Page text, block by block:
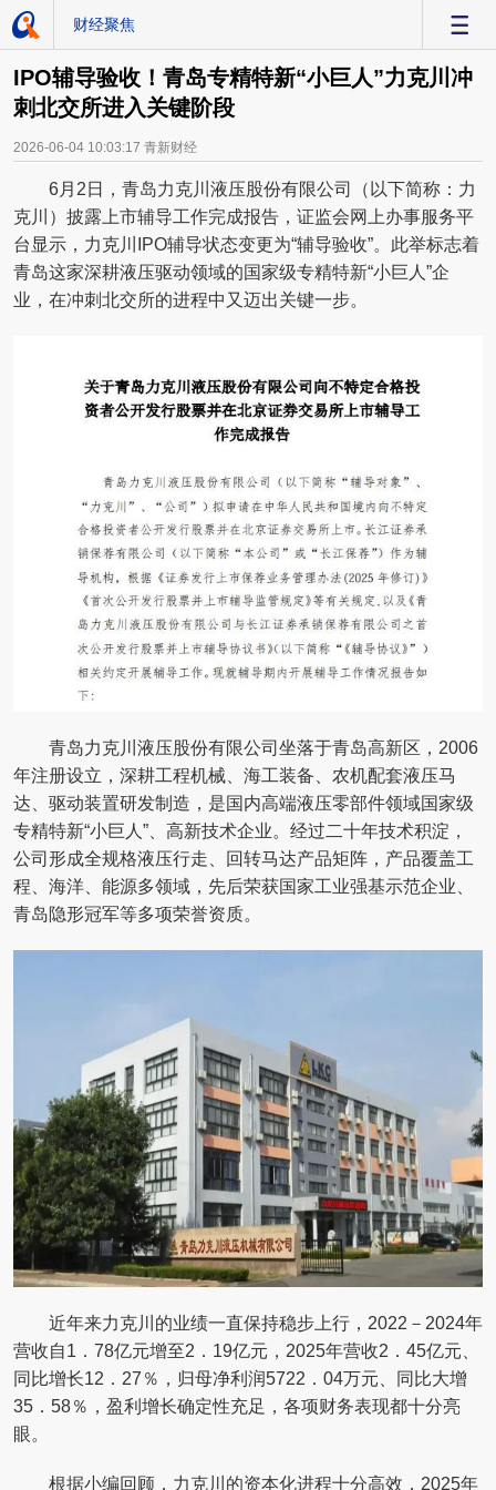
财经聚焦
IPO辅导验收！青岛专精特新“小巨人”力克川冲
刺北交所进入关键阶段
2026-06-04 10:03:17 青新财经
6月2日，青岛力克川液压股份有限公司（以下简称：力
克川）披露上市辅导工作完成报告，证监会网上办事服务平
台显示，力克川IPO辅导状态变更为“辅导验收”。此举标志着
青岛这家深耕液压驱动领域的国家级专精特新“小巨人”企
业，在冲刺北交所的进程中又迈出关键一步。
青岛力克川液压股份有限公司坐落于青岛高新区，2006
年注册设立，深耕工程机械、海工装备、农机配套液压马
达、驱动装置研发制造，是国内高端液压零部件领域国家级
专精特新“小巨人”、高新技术企业。经过二十年技术积淀，
公司形成全规格液压行走、回转马达产品矩阵，产品覆盖工
程、海洋、能源多领域，先后荣获国家工业强基示范企业、
青岛隐形冠军等多项荣誉资质。
近年来力克川的业绩一直保持稳步上行，2022－2024年
营收自1．78亿元增至2．19亿元，2025年营收2．45亿元、
同比增长12．27％，归母净利润5722．04万元、同比大增
35．58％，盈利增长确定性充足，各项财务表现都十分亮
眼。
根据小编回顾，力克川的资本化进程十分高效，2025年